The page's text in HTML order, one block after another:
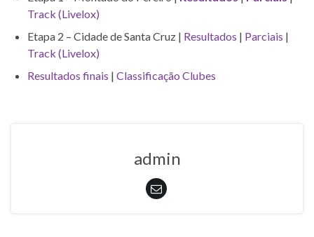
Track (Livelox)
Etapa 2 – Cidade de Santa Cruz | Resultados | Parciais |
Track (Livelox)
Resultados finais | Classificação Clubes
admin